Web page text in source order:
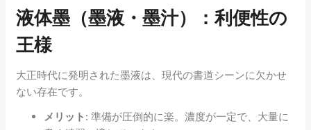
液体墨（墨液・墨汁）：利便性の
王様
大正時代に発明された墨液は、現代の書道シーンに欠かせ
ない存在です。
メリット: 準備が圧倒的に楽。濃度が一定で、大量に